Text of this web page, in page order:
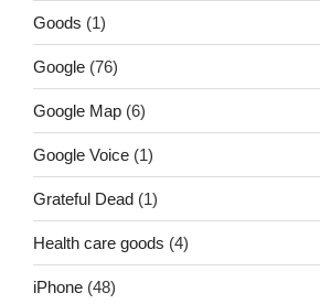
Goods (1)
Google (76)
Google Map (6)
Google Voice (1)
Grateful Dead (1)
Health care goods (4)
iPhone (48)